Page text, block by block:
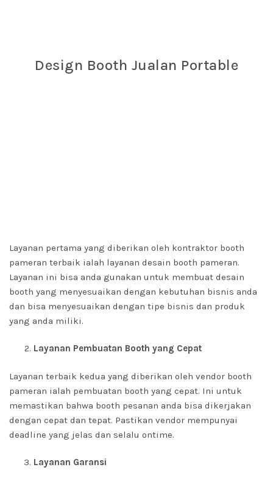
Design Booth Jualan Portable
Layanan pertama yang diberikan oleh kontraktor booth
pameran terbaik ialah layanan desain booth pameran.
Layanan ini bisa anda gunakan untuk membuat desain
booth yang menyesuaikan dengan kebutuhan bisnis anda
dan bisa menyesuaikan dengan tipe bisnis dan produk
yang anda miliki.
Layanan Pembuatan Booth yang Cepat
Layanan terbaik kedua yang diberikan oleh vendor booth
pameran ialah pembuatan booth yang cepat. Ini untuk
memastikan bahwa booth pesanan anda bisa dikerjakan
dengan cepat dan tepat. Pastikan vendor mempunyai
deadline yang jelas dan selalu ontime.
Layanan Garansi